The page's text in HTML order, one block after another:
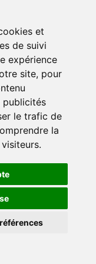
et
de suivi
expérience
site, pour
publicités
le trafic de
la